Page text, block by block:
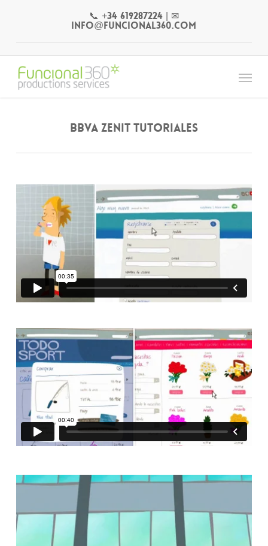
content
📞 +34 619287224| ✉
info@funcional360.com
Menu
BBVA Zenit Tutoriales